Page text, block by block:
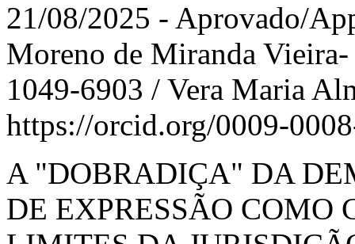
21/08/2025 - Aprovado/
Moreno de Miranda
1049-6903 / Vera Maria
https://orcid.org/0009-
A "DOBRADIÇA" DA
DE EXPRESSÃO COMO